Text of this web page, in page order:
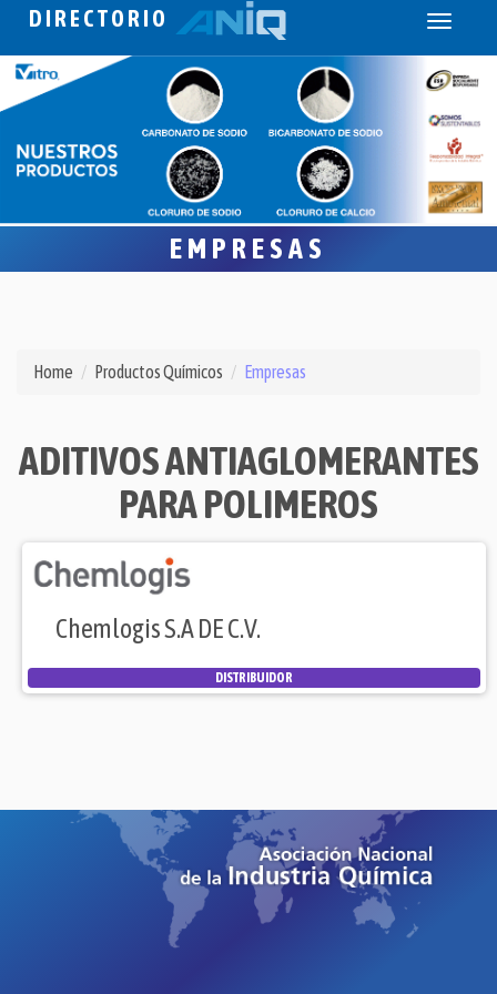
DIRECTORIO
Toggle
EMPRESAS
Home Productos Químicos Empresas
ADITIVOS ANTIAGLOMERANTES
PARA POLIMEROS
Chemlogis S.A DE C.V.
DISTRIBUIDOR